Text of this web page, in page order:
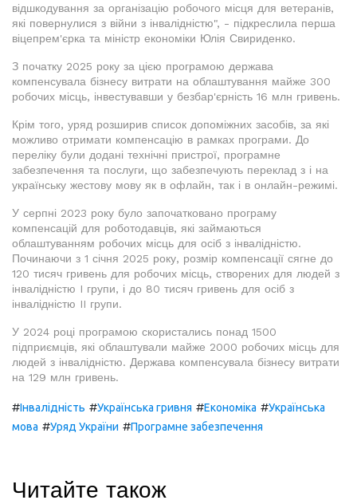
відшкодування за організацію робочого місця для ветеранів,
які повернулися з війни з інвалідністю", - підкреслила перша
віцепрем'єрка та міністр економіки Юлія Свириденко.
З початку 2025 року за цією програмою держава
компенсувала бізнесу витрати на облаштування майже 300
робочих місць, інвестувавши у безбар'єрність 16 млн гривень.
Крім того, уряд розширив список допоміжних засобів, за які
можливо отримати компенсацію в рамках програми. До
переліку були додані технічні пристрої, програмне
забезпечення та послуги, що забезпечують переклад з і на
українську жестову мову як в офлайн, так і в онлайн-режимі.
У серпні 2023 року було започатковано програму
компенсацій для роботодавців, які займаються
облаштуванням робочих місць для осіб з інвалідністю.
Починаючи з 1 січня 2025 року, розмір компенсації сягне до
120 тисяч гривень для робочих місць, створених для людей з
інвалідністю I групи, і до 80 тисяч гривень для осіб з
інвалідністю II групи.
У 2024 році програмою скористались понад 1500
підприємців, які облаштували майже 2000 робочих місць для
людей з інвалідністю. Держава компенсувала бізнесу витрати
на 129 млн гривень.
#Інвалідність #Українська гривня #Економіка #Українська
мова #Уряд України #Програмне забезпечення
Читайте також